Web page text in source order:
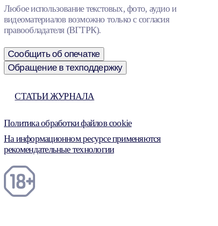
Любое использование текстовых, фото, аудио и
видеоматериалов возможно только с согласия
правообладателя (ВГТРК).
Сообщить об опечатке
Обращение в техподдержку
СТАТЬИ ЖУРНАЛА
Политика обработки файлов cookie
На информационном ресурсе применяются
рекомендательные технологии